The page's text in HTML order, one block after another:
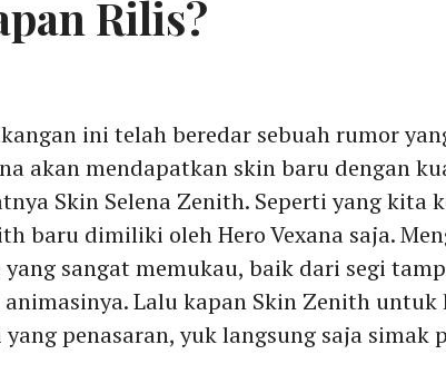
Rilis?
ini telah beredar sebuah rumor
akan mendapatkan skin baru dengan
Skin Selena Zenith. Seperti yang kita
baru dimiliki oleh Hero Vexana saja.
yang sangat memukau, baik dari segi
animasinya. Lalu kapan Skin Zenith untuk
yang penasaran, yuk langsung saja simak